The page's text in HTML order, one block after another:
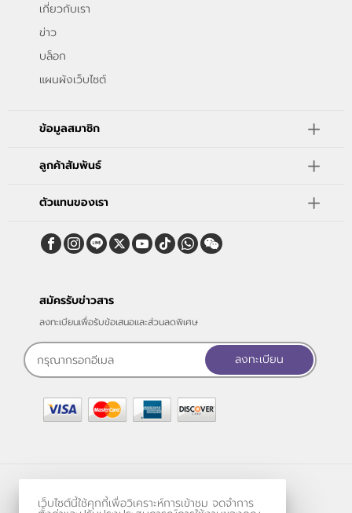
เกี่ยวกับเรา
ข่าว
บล็อก
แผนผังเว็บไซต์
ข้อมูลสมาชิก
ลูกค้าสัมพันธ์
ตัวแทนของเรา
สมัครรับข่าวสาร
ลงทะเบียนเพื่อรับข้อเสนอและส่วนลดพิเศษ
ลงทะเบียน
และขายของออนไลน์โดย
เว็บไซต์นี้ใช้คุกกี้เพื่อวิเคราะห์การเข้าชม จดจำการ